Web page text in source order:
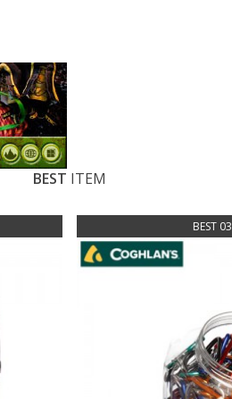
BEST ITEM
BEST 03